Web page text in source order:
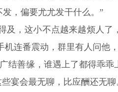
，偏要尤尤发干什么。”
及，这小不点越来越烦人
连番震动，群里有人问他
结善缘，谁遇上了都得乖
宴会最无聊，比应酬还无聊